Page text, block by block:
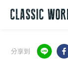
分享到